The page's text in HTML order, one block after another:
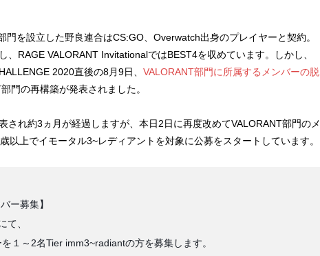
門を設立した野良連合はCS:GO、Overwatch出身のプレイヤーと契約。
、RAGE VALORANT InvitationalではBEST4を収めています。しかし、
2020直後の8月9日、 VALORANT部門に所属するメンバーの脱
門の再構築が発表されました。
され約3ヵ月が経過しますが、本日2日に再度改めてVALORANT部門のメ
以上でイモータル3~レディアントを対象に公募をスタートしています。
ー募集】
て、
１～2名Tier imm3~radiantの方を募集します。